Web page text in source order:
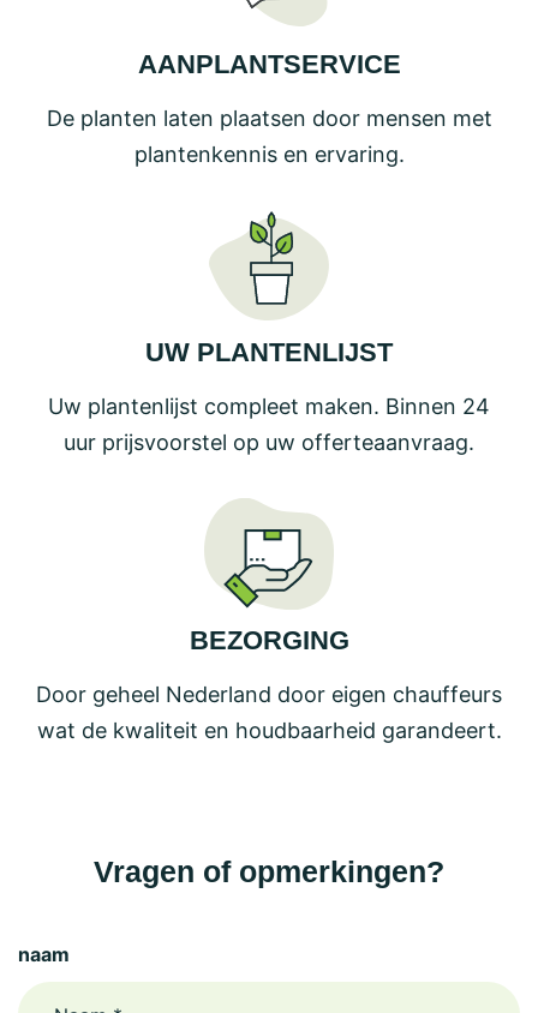
AANPLANTSERVICE
De planten laten plaatsen door mensen met
plantenkennis en ervaring.
UW PLANTENLIJST
Uw plantenlijst compleet maken. Binnen 24
uur prijsvoorstel op uw offerteaanvraag.
BEZORGING
Door geheel Nederland door eigen chauffeurs
wat de kwaliteit en houdbaarheid garandeert.
Vragen of opmerkingen?
naam